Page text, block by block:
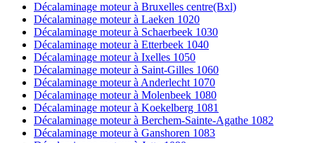
Décalaminage moteur à Bruxelles centre(Bxl)
Décalaminage moteur à Laeken 1020
Décalaminage moteur à Schaerbeek 1030
Décalaminage moteur à Etterbeek 1040
Décalaminage moteur à Ixelles 1050
Décalaminage moteur à Saint-Gilles 1060
Décalaminage moteur à Anderlecht 1070
Décalaminage moteur à Molenbeek 1080
Décalaminage moteur à Koekelberg 1081
Décalaminage moteur à Berchem-Sainte-Agathe 1082
Décalaminage moteur à Ganshoren 1083